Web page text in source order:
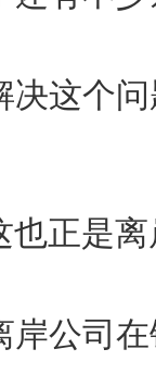
决这个
正是
岸公司